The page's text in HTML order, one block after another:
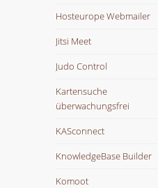
Hosteurope Webmailer
Jitsi Meet
Judo Control
Kartensuche
überwachungsfrei
KASconnect
KnowledgeBase Builder
Komoot